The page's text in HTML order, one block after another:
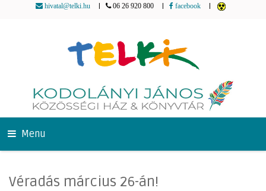
hivatal@telki.hu 06 26 920 800 facebook
Menu
Véradás március 26-án!